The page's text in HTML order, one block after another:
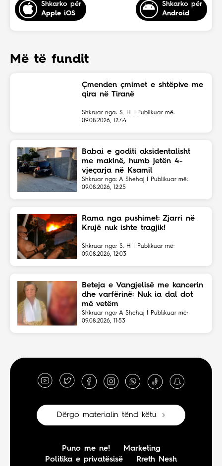
Shkarko për
Apple iOS
Shkarko për
Android
Më të fundit
Çmenden çmimet e shtëpive me
qira në Tiranë
Shkruar nga: S. H | Publikuar më:
09.08.2026, 12:44
Babai e goditi aksidentalisht
me makinë, humb jetën 4-
vjeçarja në Ksamil
Shkruar nga: A Shehaj | Publikuar më:
09.08.2026, 12:25
Rama nga pushimet: Zjarri në
Krujë nuk ishte tragjik!
Shkruar nga: S. H | Publikuar më:
09.08.2026, 12:03
Beteja e Vangjelisë me kancerin
dhe varfërinë: Nuk ia dal dot
më vetëm
Shkruar nga: A Shehaj | Publikuar më:
09.08.2026, 11:53
Dërgo materialin tënd këtu
Puno me ne!
Marketing
Politika e privatësisë
Rreth Nesh